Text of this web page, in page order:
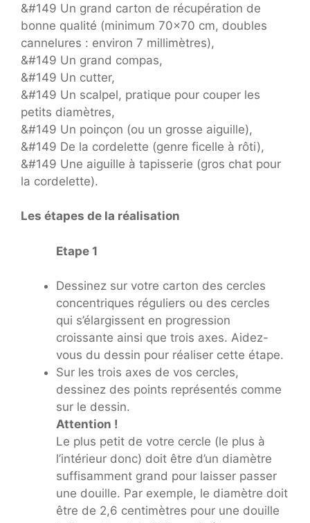
&#149 Un grand carton de récupération de
bonne qualité (minimum 70×70 cm, doubles
cannelures : environ 7 millimètres),
&#149 Un grand compas,
&#149 Un cutter,
&#149 Un scalpel, pratique pour couper les
petits diamètres,
&#149 Un poinçon (ou un grosse aiguille),
&#149 De la cordelette (genre ficelle à rôti),
&#149 Une aiguille à tapisserie (gros chat pour
la cordelette).
Les étapes de la réalisation
Etape 1
Dessinez sur votre carton des cercles
concentriques réguliers ou des cercles
qui s’élargissent en progression
croissante ainsi que trois axes. Aidez-
vous du dessin pour réaliser cette étape.
Sur les trois axes de vos cercles,
dessinez des points représentés comme
sur le dessin.
Attention !
Le plus petit de votre cercle (le plus à
l’intérieur donc) doit être d’un diamètre
suffisamment grand pour laisser passer
une douille. Par exemple, le diamètre doit
être de 2,6 centimètres pour une douille